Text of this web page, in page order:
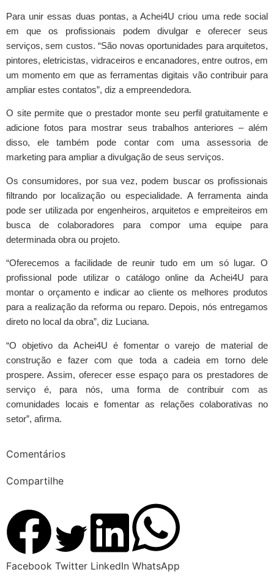
Para unir essas duas pontas, a Achei4U criou uma rede social
em que os profissionais podem divulgar e oferecer seus
serviços, sem custos. “São novas oportunidades para arquitetos,
pintores, eletricistas, vidraceiros e encanadores, entre outros, em
um momento em que as ferramentas digitais vão contribuir para
ampliar estes contatos”, diz a empreendedora.
O site permite que o prestador monte seu perfil gratuitamente e
adicione fotos para mostrar seus trabalhos anteriores – além
disso, ele também pode contar com uma assessoria de
marketing para ampliar a divulgação de seus serviços.
Os consumidores, por sua vez, podem buscar os profissionais
filtrando por localização ou especialidade. A ferramenta ainda
pode ser utilizada por engenheiros, arquitetos e empreiteiros em
busca de colaboradores para compor uma equipe para
determinada obra ou projeto.
“Oferecemos a facilidade de reunir tudo em um só lugar. O
profissional pode utilizar o catálogo online da Achei4U para
montar o orçamento e indicar ao cliente os melhores produtos
para a realização da reforma ou reparo. Depois, nós entregamos
direto no local da obra”, diz Luciana.
“O objetivo da Achei4U é fomentar o varejo de material de
construção e fazer com que toda a cadeia em torno dele
prospere. Assim, oferecer esse espaço para os prestadores de
serviço é, para nós, uma forma de contribuir com as
comunidades locais e fomentar as relações colaborativas no
setor”, afirma.
Comentários
Compartilhe
Facebook Twitter LinkedIn WhatsApp